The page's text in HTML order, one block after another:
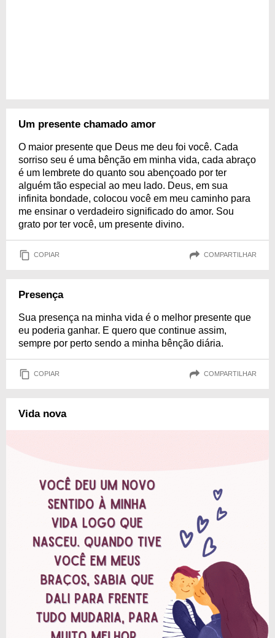
Um presente chamado amor
O maior presente que Deus me deu foi você. Cada
sorriso seu é uma bênção em minha vida, cada abraço
é um lembrete do quanto sou abençoado por ter
alguém tão especial ao meu lado. Deus, em sua
infinita bondade, colocou você em meu caminho para
me ensinar o verdadeiro significado do amor. Sou
grato por ter você, um presente divino.
COPIAR COMPARTILHAR
Presença
Sua presença na minha vida é o melhor presente que
eu poderia ganhar. E quero que continue assim,
sempre por perto sendo a minha bênção diária.
COPIAR COMPARTILHAR
Vida nova